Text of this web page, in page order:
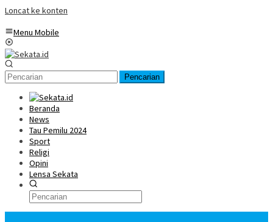
Loncat ke konten
Menu Mobile
Pencarian
Beranda
News
Tau Pemilu 2024
Sport
Religi
Opini
Lensa Sekata